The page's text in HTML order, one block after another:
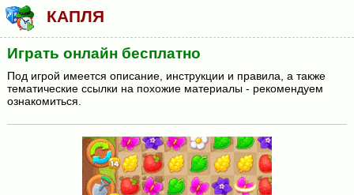
КАПЛЯ
Играть онлайн бесплатно
Под игрой имеется описание, инструкции и правила, а также
тематические ссылки на похожие материалы - рекомендуем
ознакомиться.